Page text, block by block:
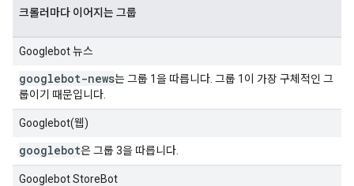
크롤러마다 이어지는 그룹
Googlebot 뉴스
googlebot-news는 그룹 1을 따릅니다. 그룹 1이 가장 구체적인 그
룹이기 때문입니다.
Googlebot(웹)
googlebot은 그룹 3을 따릅니다.
Googlebot StoreBot